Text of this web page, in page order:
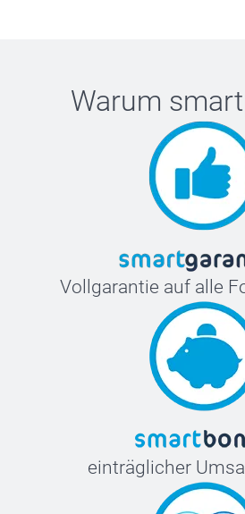
Warum
Vollgarantie auf alle
einträglicher